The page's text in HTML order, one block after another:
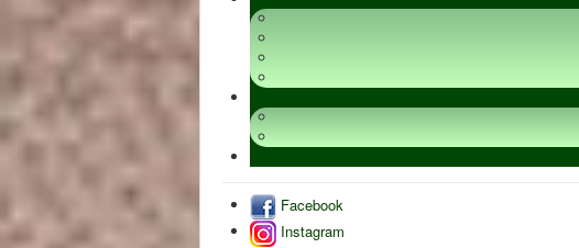
Facebook
Instagram